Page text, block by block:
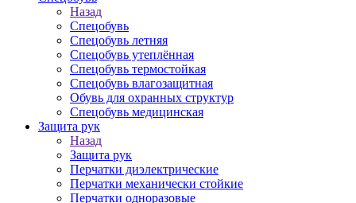
Назад
Спецобувь
Спецобувь летняя
Спецобувь утеплённая
Спецобувь термостойкая
Спецобувь влагозащитная
Обувь для охранных структур
Спецобувь медицинская
Защита рук
Назад
Защита рук
Перчатки диэлектрические
Перчатки механически стойкие
Перчатки одноразовые